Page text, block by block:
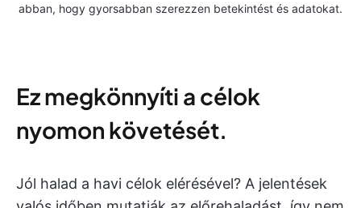
abban, hogy gyorsabban szerezzen betekintést és adatokat.
Ez megkönnyíti a célok
nyomon követését.
Jól halad a havi célok elérésével? A jelentések